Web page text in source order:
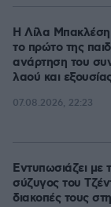
Η Λίλα
το πρώτο της
ανάρτηση του
λαού και
07.08.2026, 22:23
Εντυπωσιάζει με
σύζυγος του
διακοπές τους